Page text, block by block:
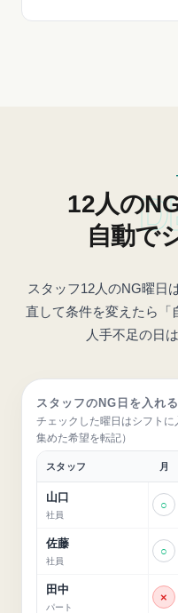
12人の
自動で
スタッフ12人のNG曜日
直して条件を変えたら「
人手不足の日
スタッフのNG日を入れる
チェックした曜日はシフト
集めた希望を転記）
スタッフ 月
山口
社員
○
佐藤
社員
○
田中
パート
×